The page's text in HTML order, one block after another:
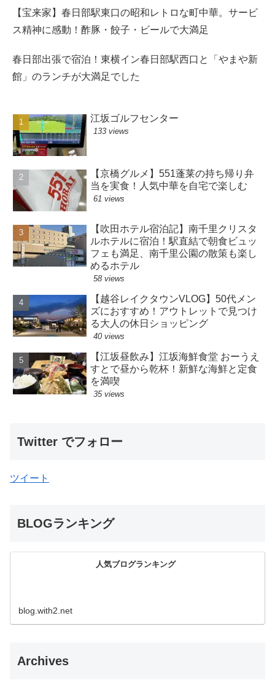
【宝来家】春日部駅東口の昭和レトロな町中華。サービ
ス精神に感動！酢豚・餃子・ビールで大満足
春日部出張で宿泊！東横イン春日部駅西口と「やまや新
館」のランチが大満足でした
江坂ゴルフセンター
133 views
【京橋グルメ】551蓬莱の持ち帰り弁
当を実食！人気中華を自宅で楽しむ
61 views
【吹田ホテル宿泊記】南千里クリスタ
ルホテルに宿泊！駅直結で朝食ビュッ
フェも満足、南千里公園の散策も楽し
めるホテル
58 views
【越谷レイクタウンVLOG】50代メン
ズにおすすめ！アウトレットで見つけ
る大人の休日ショッピング
40 views
【江坂昼飲み】江坂海鮮食堂 おーうえ
すとで昼から乾杯！新鮮な海鮮と定食
を満喫
35 views
Twitter でフォロー
ツイート
BLOGランキング
人気ブログランキング
blog.with2.net
Archives